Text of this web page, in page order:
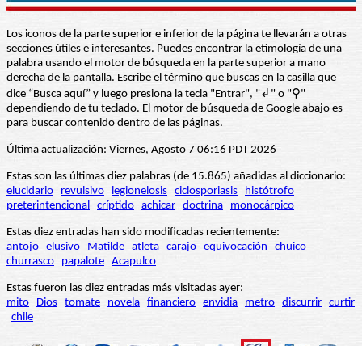
Los iconos de la parte superior e inferior de la página te llevarán a otras
secciones útiles e interesantes. Puedes encontrar la etimología de una
palabra usando el motor de búsqueda en la parte superior a mano
derecha de la pantalla. Escribe el término que buscas en la casilla que
dice “Busca aquí” y luego presiona la tecla "Entrar", "↲" o "⚲"
dependiendo de tu teclado. El motor de búsqueda de Google abajo es
para buscar contenido dentro de las páginas.
Última actualización: Viernes, Agosto 7 06:16 PDT 2026
Estas son las últimas diez palabras (de 15.865) añadidas al diccionario:
elucidario
revulsivo legionelosis ciclosporiasis
histótrofo
preterintencional críptido achicar doctrina monocárpico
Estas diez entradas han sido modificadas recientemente:
antojo elusivo Matilde atleta carajo equivocación
chuico
churrasco
papalote Acapulco
Estas fueron las diez entradas más visitadas ayer:
mito
Dios tomate novela financiero envidia metro discurrir curtir
chile